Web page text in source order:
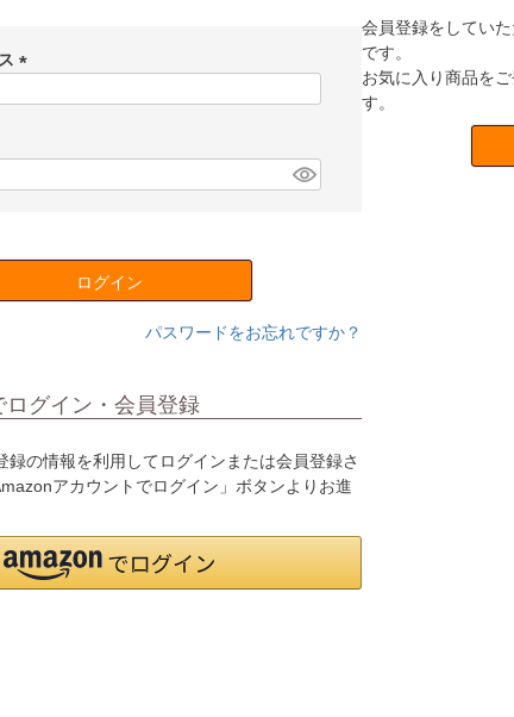
)
ログイン
パスワードをお忘れですか？
グイン・会員登録
録の情報を利用してログインまたは会員登録さ
アカウントでログイン」ボタンよりお進
会員登録をしてい
です。
お気に入り商品を
す。